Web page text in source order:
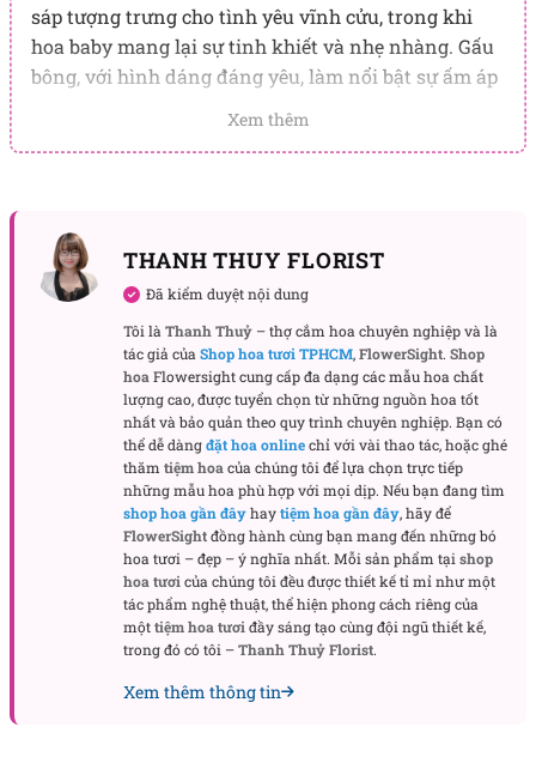
sáp tượng trưng cho tình yêu vĩnh cửu, trong khi
hoa baby mang lại sự tinh khiết và nhẹ nhàng. Gấu
bông, với hình dáng đáng yêu, làm nổi bật sự ấm áp
Ý nghĩa của bó hoa “Sweet Crush”
tượng của tình yêu bất diệt, trong khi hoa baby với
sắc trắng nhẹ nhàng làm tăng thêm sự thanh khiết.
Chú gấu bông xinh xắn, tuy nhỏ nhưng lại mang
đến sự gần gũi, ấm áp, như một món quà tặng đầy
sự quan tâm và chăm sóc.
Lý do nên chọn bó hoa “Sweet Crush”
Bó hoa “Sweet Crush” là sự lựa chọn lý tưởng cho
những ai muốn gửi tặng một món quà đặc biệt và
đầy ý nghĩa. Không chỉ dành cho những dịp như
sinh nhật, kỷ niệm, bó hoa này còn thích hợp cho
các dịp tình yêu như lễ tình nhân hay ngày của mẹ.
Vẻ đẹp mềm mại và dễ thương của sản phẩm sẽ
mang đến nụ cười tươi tắn và niềm vui trọn vẹn cho
Xem thêm
THANH THUY FLORIST
Đã kiểm duyệt nội dung
Tôi làThanh Thuỷ – thợ cắm hoa chuyên nghiệp và là
tác giả củaShop hoa tươi TPHCM,FlowerSight. Shop
hoaFlowersight cung cấp đa dạng các mẫu hoa chất
lượng cao, được tuyển chọn từ những nguồn hoa tốt
nhất và bảo quản theo quy trình chuyên nghiệp. Bạn có
thể dễ dàngđặt hoa onlinechỉ với vài thao tác, hoặc ghé
thămtiệm hoacủa chúng tôi để lựa chọn trực tiếp
những mẫu hoa phù hợp với mọi dịp. Nếu bạn đang tìm
shop hoa gần đâyhaytiệm hoa gần đây, hãy để
FlowerSightđồng hành cùng bạn mang đến những bó
hoa tươi – đẹp – ý nghĩa nhất. Mỗi sản phẩm tạishop
hoa tươicủa chúng tôi đều được thiết kế tỉ mỉ như một
tác phẩm nghệ thuật, thể hiện phong cách riêng của
mộttiệm hoa tươiđầy sáng tạo cùng đội ngũ thiết kế,
trong đó có tôi –Thanh Thuỷ Florist.
Xem thêm thông tin